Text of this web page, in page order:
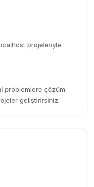
projeleriyle
problemlere çözüm
geliştirirsiniz.